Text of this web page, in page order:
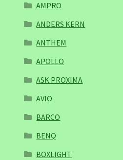
AMPRO
ANDERS KERN
ANTHEM
APOLLO
ASK PROXIMA
AVIO
BARCO
BENQ
BOXLIGHT